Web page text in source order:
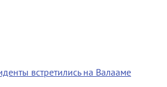
встретились на Валааме